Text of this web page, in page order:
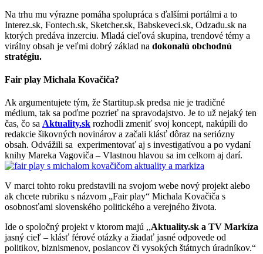
Na trhu mu výrazne pomáha spolupráca s ďalšími portálmi a to
Interez.sk, Fontech.sk, Sketcher.sk, Babskeveci.sk, Odzadu.sk na
ktorých predáva inzerciu. Mladá cieľová skupina, trendové témy a
virálny obsah je veľmi dobrý základ na dokonalú obchodnú
stratégiu.
Fair play Michala Kovačiča?
Ak argumentujete tým, že Startitup.sk predsa nie je tradičné
médium, tak sa poďme pozrieť na spravodajstvo. Je to už nejaký ten
čas, čo sa Aktuality.sk rozhodli zmeniť svoj koncept, nakúpili do
redakcie šikovných novinárov a začali klásť dôraz na seriózny
obsah. Odvážili sa experimentovať aj s investigatívou a po vydaní
knihy Mareka Vagoviča – Vlastnou hlavou sa im celkom aj darí.
V marci tohto roku predstavili na svojom webe nový projekt alebo
ak chcete rubriku s názvom „Fair play“ Michala Kovačiča s
osobnosťami slovenského politického a verejného života.
Ide o spoločný projekt v ktorom majú ,,Aktuality.sk a TV Markíza
jasný cieľ – klásť férové otázky a žiadať jasné odpovede od
politikov, biznismenov, poslancov či vysokých štátnych úradníkov.“